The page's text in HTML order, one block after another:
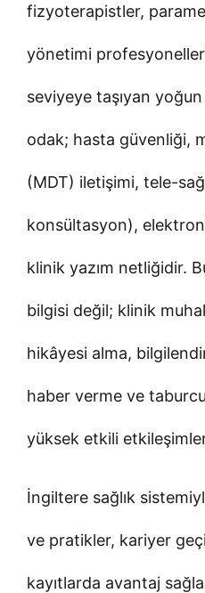
fizyoterapistler,
yönetimi
seviyeye taşıyan
odak; hasta güvenliği,
(MDT) iletişimi, tele-
konsültasyon),
klinik yazım netliğidir.
bilgisi değil; klinik
hikâyesi alma,
haber verme ve
yüksek etkili
İngiltere sağlık
ve pratikler, kariyer
kayıtlarda avantaj